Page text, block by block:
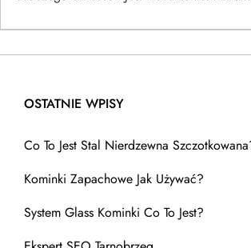
OSTATNIE WPISY
Co To Jest Stal Nierdzewna
Kominki Zapachowe Jak Używać?
System Glass Kominki Co To Jest?